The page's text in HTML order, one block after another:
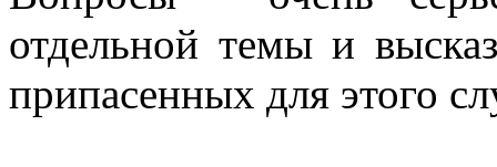
отдельной темы и
припасенных для этого